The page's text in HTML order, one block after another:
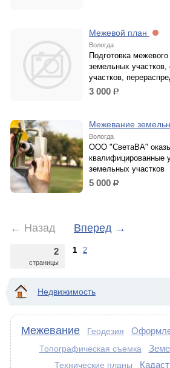
Межевой план
Вологда
Подготовка
земельных
участков,
3 000 р.
Межевание
Вологда
ООО "СветаВА"
квалифицированные
земельных участков
5 000 р.
← Назад Вперед →
2
страницы
1 2
Недвижимость
Межевание Геодезия
Топографическая съемка
Технические планы